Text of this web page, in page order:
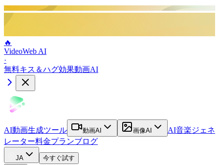
🔥
VideoWeb AI
·
無料キス＆ハグ効果動画AI
AI動画生成ツール 動画AI 画像AI
AI音楽ジェネ
レーター料金プランブログ
JA
今すぐ試す